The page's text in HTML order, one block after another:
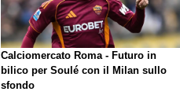
Calciomercato Roma - Futuro in
bilico per Soulé con il Milan sullo
sfondo